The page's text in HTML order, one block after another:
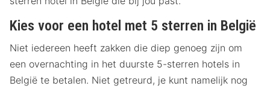
Kies voor een hotel met 5 sterren in België
Niet iedereen heeft zakken die diep genoeg zijn om
een overnachting in het duurste 5-sterren hotels in
België te betalen. Niet getreurd, je kunt namelijk nog